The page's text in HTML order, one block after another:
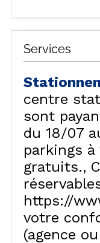
Services
centre
sont
du 18/07
parkings à
gratuits.
https://
votre
(agence